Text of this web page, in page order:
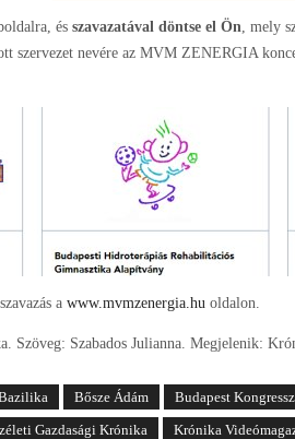
és szavazatával döntse el Ön , mely
szervezet nevére az MVM ZENERGIA
a www.mvmzenergia.hu oldalon.
Szöveg: Szabados Julianna. Megjelenik:
Bősze Ádám Budapest
Gazdasági Krónika Krónika